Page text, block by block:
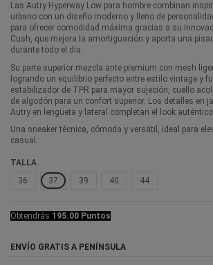
Las Autry Hyperway Low para hombre combinan
urbano con un diseño moderno y lleno de
para ofrecer comodidad máxima gracias a su
Cush, que mejora la amortiguación y aporta una
durante todo el día.
Su parte superior mezcla ante premium con mesh
logrando un equilibrio perfecto entre estilo vintage y
estabilizador de TPR para mayor sujeción, cuello
de algodón para un confort superior. Los detalles en
Autry en lengüeta y lateral completan el look
Una sneaker técnica, cómoda y versátil, ideal para
casual.
TALLA
36
37 39 40 44
Obtendrás 195.00 Puntos
ENVÍO GRATIS A PENÍNSULA